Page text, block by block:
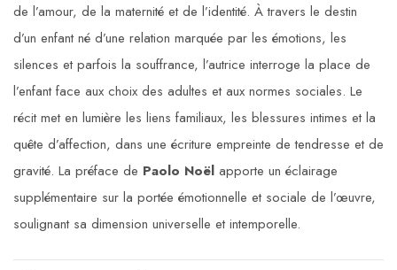
de l’amour, de la maternité et de l’identité. À travers le destin
d’un enfant né d’une relation marquée par les émotions, les
silences et parfois la souffrance, l’autrice interroge la place de
l’enfant face aux choix des adultes et aux normes sociales. Le
récit met en lumière les liens familiaux, les blessures intimes et la
quête d’affection, dans une écriture empreinte de tendresse et de
gravité. La préface de Paolo Noël apporte un éclairage
supplémentaire sur la portée émotionnelle et sociale de l’œuvre,
soulignant sa dimension universelle et intemporelle.